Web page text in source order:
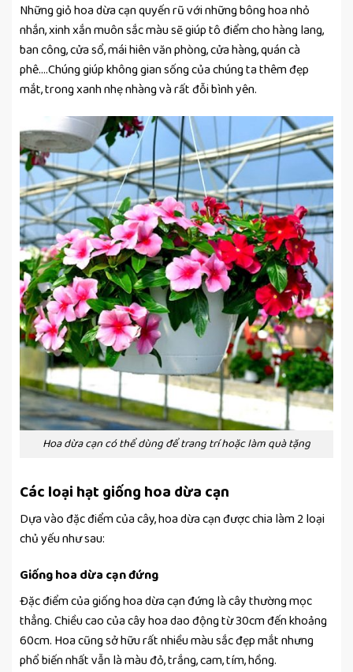
Những giỏ hoa dừa cạn quyến rũ với những bông hoa nhỏ
nhắn, xinh xắn muôn sắc màu sẽ giúp tô điểm cho hàng lang,
ban công, cửa sổ, mái hiên văn phòng, cửa hàng, quán cà
phê….Chúng giúp không gian sống của chúng ta thêm đẹp
mắt, trong xanh nhẹ nhàng và rất đỗi bình yên.
Hoa dừa cạn có thể dùng để trang trí hoặc làm quà tặng
Các loại hạt giống hoa dừa cạn
Dựa vào đặc điểm của cây, hoa dừa cạn được chia làm 2 loại
chủ yếu như sau:
Giống hoa dừa cạn đứng
Đặc điểm của giống hoa dừa cạn đứng là cây thường mọc
thẳng. Chiều cao của cây hoa dao động từ 30cm đến khoảng
60cm. Hoa cũng sở hữu rất nhiều màu sắc đẹp mắt nhưng
phổ biến nhất vẫn là màu đỏ, trắng, cam, tím, hồng.